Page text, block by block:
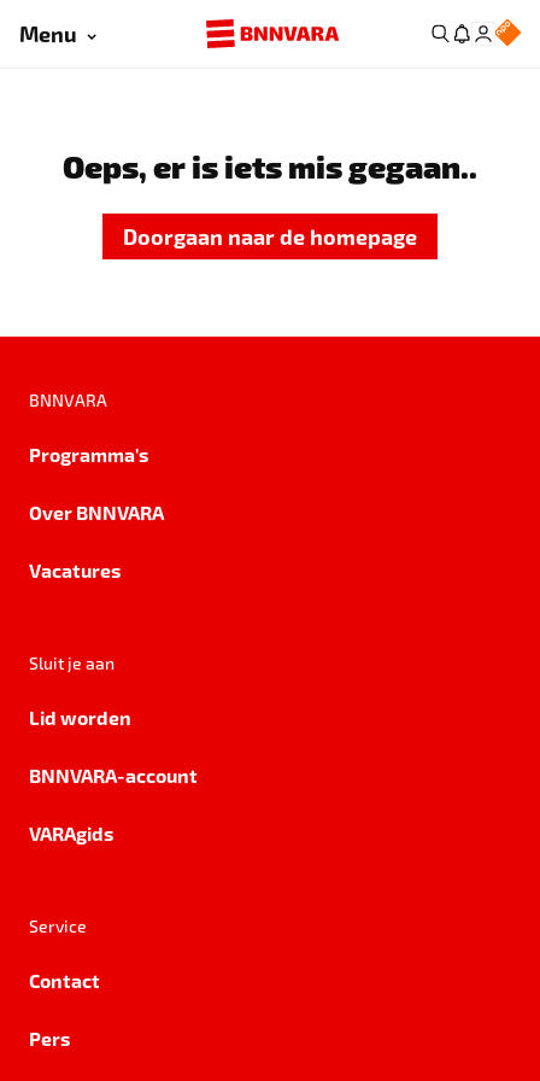
Menu
Oeps, er is iets mis gegaan..
Doorgaan naar de homepage
BNNVARA
Programma's
Over BNNVARA
Vacatures
Sluit je aan
Lid worden
BNNVARA-account
VARAgids
Service
Contact
Pers